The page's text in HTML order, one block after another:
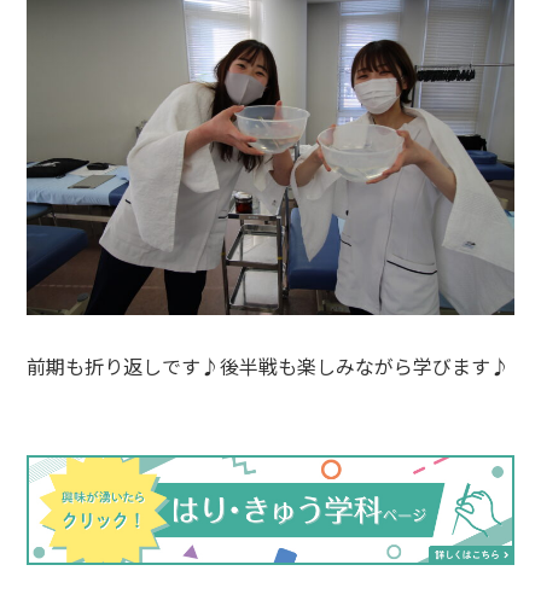
前期も折り返しです♪後半戦も楽しみながら学びます♪